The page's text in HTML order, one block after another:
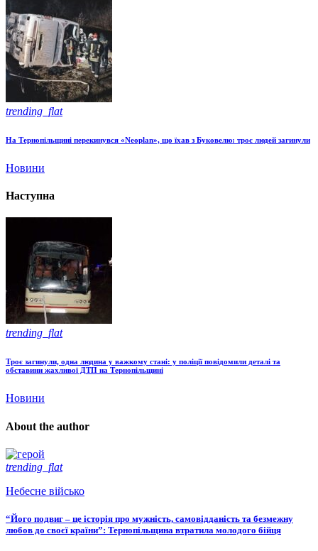
trending_flat
На Тернопільщині перекинувся «Neoplan», що їхав з Буковелю: троє людей загинули
Новини
Наступна
trending_flat
Троє загинули, одна людина у важкому стані: у поліції повідомили деталі та
обставини жахливої ДТП на Тернопільщині
Новини
About the author
trending_flat
Небесне військо
“Його подвиг – це історія про мужність, самовідданість та безмежну
любов до своєї країни”: Тернопільщина втратила молодого бійця